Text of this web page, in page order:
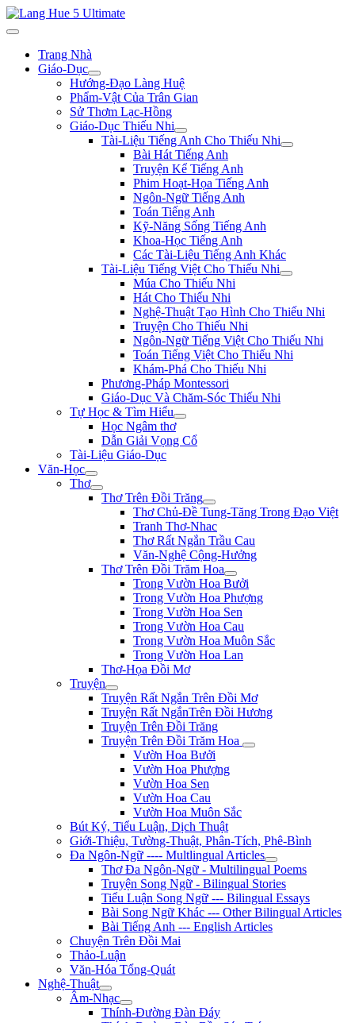
Trang Nhà
Giáo-Dục
Hướng-Đạo Làng Huệ
Phẩm-Vật Của Trân Gian
Sử Thơm Lạc-Hồng
Giáo-Dục Thiếu Nhi
Tài-Liệu Tiếng Anh Cho Thiếu Nhi
Bài Hát Tiếng Anh
Truyện Kể Tiếng Anh
Phim Hoạt-Họa Tiếng Anh
Ngôn-Ngữ Tiếng Anh
Toán Tiếng Anh
Kỹ-Năng Sống Tiếng Anh
Khoa-Học Tiếng Anh
Các Tài-Liệu Tiếng Anh Khác
Tài-Liệu Tiếng Việt Cho Thiếu Nhi
Múa Cho Thiếu Nhi
Hát Cho Thiếu Nhi
Nghệ-Thuật Tạo Hình Cho Thiếu Nhi
Truyện Cho Thiếu Nhi
Ngôn-Ngữ Tiếng Việt Cho Thiếu Nhi
Toán Tiếng Việt Cho Thiếu Nhi
Khám-Phá Cho Thiếu Nhi
Phương-Pháp Montessori
Giáo-Dục Và Chăm-Sóc Thiếu Nhi
Tự Học & Tìm Hiểu
Học Ngâm thơ
Dẫn Giải Vọng Cổ
Tài-Liệu Giáo-Dục
Văn-Học
Thơ
Thơ Trên Đồi Trăng
Thơ Chủ-Đề Tung-Tăng Trong Đạo Việt
Tranh Thơ-Nhac
Thơ Rất Ngắn Trầu Cau
Văn-Nghệ Cộng-Hưởng
Thơ Trên Đồi Trăm Hoa
Trong Vườn Hoa Bưởi
Trong Vườn Hoa Phượng
Trong Vườn Hoa Sen
Trong Vườn Hoa Cau
Trong Vườn Hoa Muôn Sắc
Trong Vườn Hoa Lan
Thơ-Họa Đồi Mơ
Truyện
Truyện Rất Ngắn Trên Đồi Mơ
Truyện Rất NgắnTrên Đồi Hương
Truyện Trên Đồi Trăng
Truyện Trên Đồi Trăm Hoa
Vườn Hoa Bưởi
Vườn Hoa Phượng
Vườn Hoa Sen
Vườn Hoa Cau
Vườn Hoa Muôn Sắc
Bút Ký, Tiểu Luận, Dịch Thuật
Giới-Thiệu, Tường-Thuật, Phân-Tích, Phê-Bình
Đa Ngôn-Ngữ ---- Multlingual Articles
Thơ Đa Ngôn-Ngữ - Multilingual Poems
Truyện Song Ngữ - Bilingual Stories
Tiểu Luận Song Ngữ --- Bilingual Essays
Bài Song Ngữ Khác --- Other Bilingual Articles
Bài Tiếng Anh --- English Articles
Chuyện Trên Đồi Mai
Thảo-Luận
Văn-Hóa Tổng-Quát
Nghệ-Thuật
Âm-Nhạc
Thính-Đường Đàn Đáy